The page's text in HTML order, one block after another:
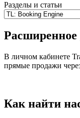
Разделы и статьи
Расширенное
В личном кабинете
прямые продажи
Как найти